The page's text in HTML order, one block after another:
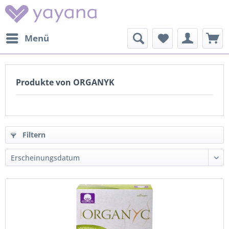
Menü
Produkte von ORGANYK
Filtern